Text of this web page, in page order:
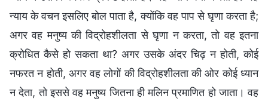
न्याय के वचन इसलिए बोल पाता है, क्योंकि वह पाप से घृणा करता है;
अगर वह मनुष्य की विद्रोहशीलता से घृणा न करता, तो वह इतना
क्रोधित कैसे हो सकता था? अगर उसके अंदर चिढ़ न होती, कोई
नफरत न होती, अगर वह लोगों की विद्रोहशीलता की ओर कोई ध्यान
न देता, तो इससे वह मनुष्य जितना ही मलिन प्रमाणित हो जाता। वह